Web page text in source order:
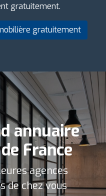
gratuitement.
gratuitement
annuaire
France
agences
de chez vous